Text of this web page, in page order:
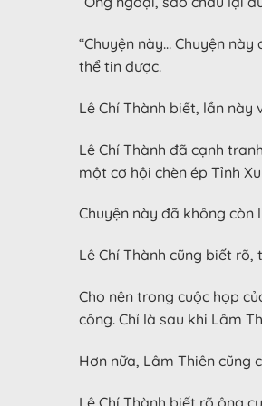
“Chuyện này… Chuyện
thể tin được.
Lê Chí Thành biết, lần
Lê Chí Thành đã cạnh
một cơ hội chèn ép Tỉnh
Chuyện này đã không
Lê Chí Thành cũng biết
Cho nên trong cuộc họp
công. Chỉ là sau khi Lâm
Hơn nữa, Lâm Thiên cũng
Lê Chí Thành biết rõ ông